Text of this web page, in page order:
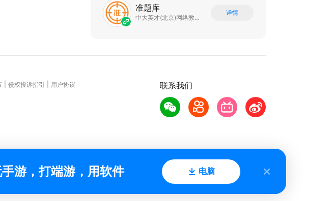
准题库
中大英才(北京)网络教育科技有限公司
详情
联系我们
侵权投诉指引
用户协议
游，打端游，用软件 电脑